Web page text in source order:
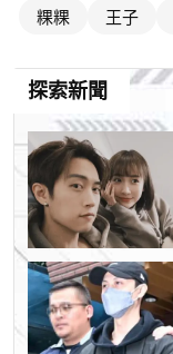
粿粿 王子
探索新聞